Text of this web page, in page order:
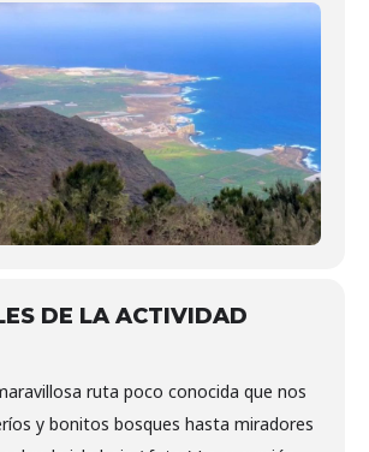
DE LA ACTIVIDAD
ruta poco conocida que nos
y bonitos bosques hasta miradores